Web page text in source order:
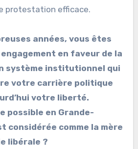
protestation efficace.
années, vous êtes
en faveur de la
système institutionnel qui
votre carrière politique
votre liberté.
possible en Grande-
considérée comme la mère
libérale ?